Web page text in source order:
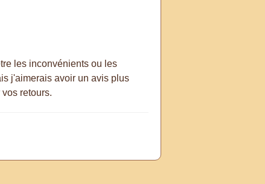
les inconvénients ou les
j'aimerais avoir un avis plus
retours.